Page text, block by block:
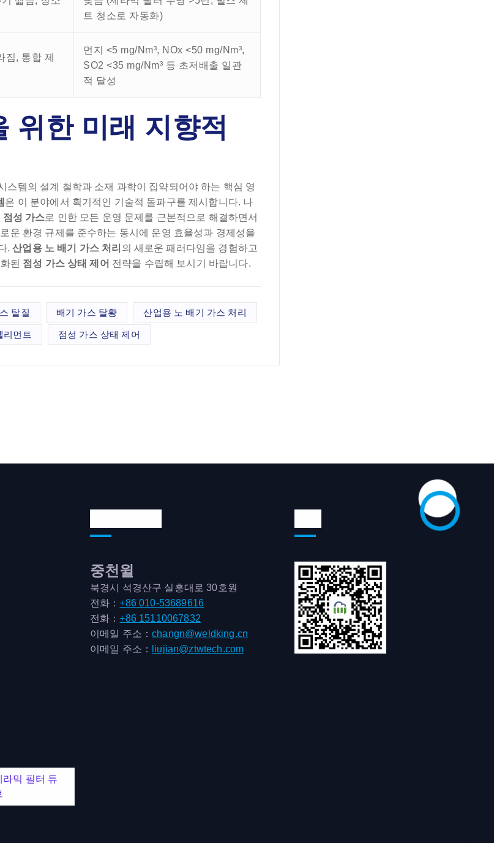
트 청소로 자동화)
짐, 통합 제
먼지 <5 mg/Nm³, NOx <50 mg/Nm³,
SO2 <35 mg/Nm³ 등 초저배출 일관
적 달성
위한 미래 지향적
스템의 설계 철학과 소재 과학이 집약되어야 하는 핵심 영
은 이 분야에서 획기적인 기술적 돌파구를 제시합니다. 나
점성 가스로 인한 모든 운영 문제를 근본적으로 해결하면서
운 환경 규제를 준수하는 동시에 운영 효율성과 경제성을
.산업용 노 배기 가스 처리 의 새로운 패러다임을 경험하고
된 점성 가스 상태 제어 전략을 수립해 보시기 바랍니다.
탈질 배기 가스 탈황 산업용 노 배기 가스 처리
리먼트 점성 가스 상태 제어
라믹 필터 튜
중천윌
북경시 석경산구 실흥대로 30호원
전화：+86 010-53689616
전화：+86 15110067832
이메일 주소：changn@weldking.cn
이메일 주소：
liujian@ztwtech.com